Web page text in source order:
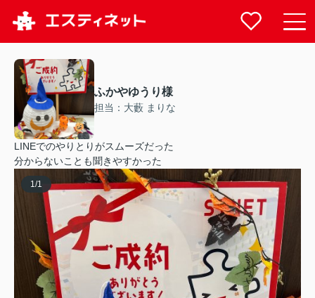
ふかやゆうり様
担当：大藪 まりな
LINEでのやりとりがスムーズだった
分からないことも聞きやすかった
1 /1